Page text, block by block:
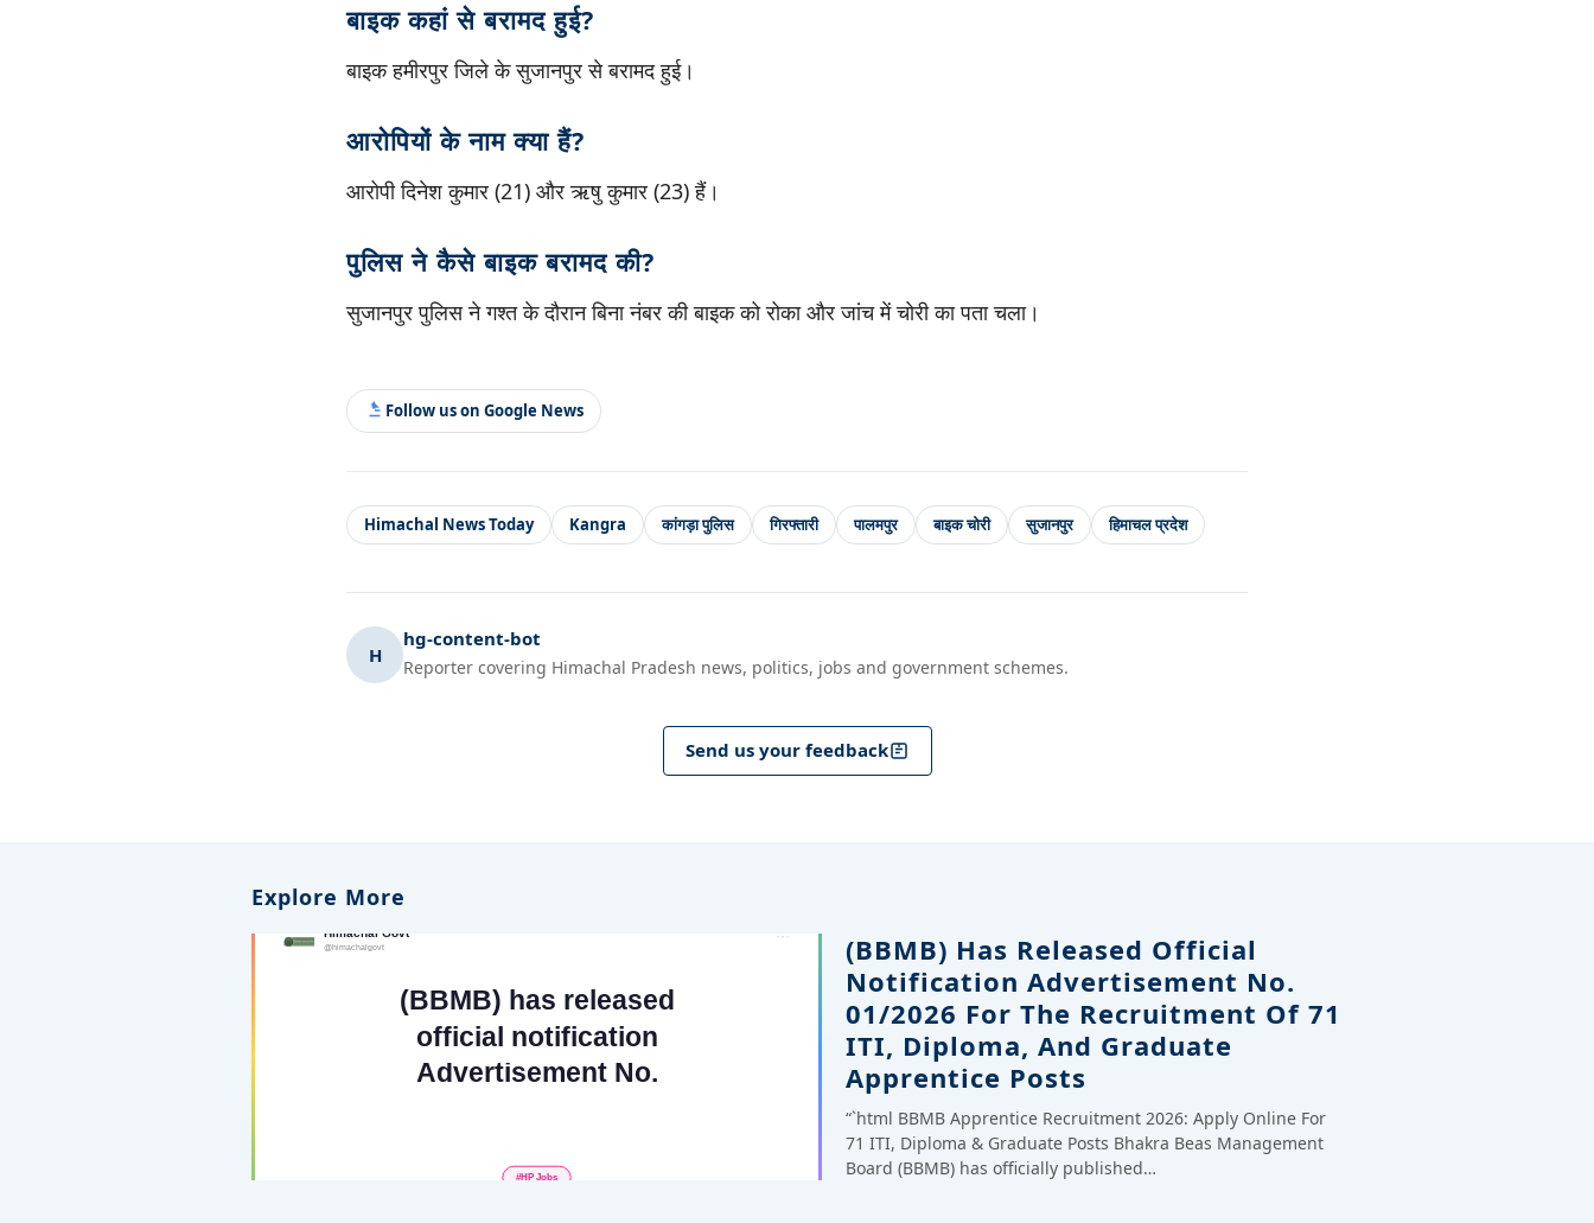
बाइक कहां से बरामद हुई?
बाइक हमीरपुर जिले के सुजानपुर से बरामद हुई।
आरोपियों के नाम क्या हैं?
आरोपी दिनेश कुमार (21) और ऋषु कुमार (23) हैं।
पुलिस ने कैसे बाइक बरामद की?
सुजानपुर पुलिस ने गश्त के दौरान बिना नंबर की बाइक को रोका और जांच में चोरी का पता चला।
Follow us on Google News
Himachal News Today Kangra कांगड़ा पुलिस गिरफ्तारी पालमपुर बाइक चोरी सुजानपुर हिमाचल प्रदेश
H
hg-content-bot
Reporter covering Himachal Pradesh news, politics, jobs and government schemes.
Send us your feedback
Explore More
(BBMB) Has Released Official
Notification Advertisement No.
01/2026 For The Recruitment Of 71
ITI, Diploma, And Graduate
Apprentice Posts
“`html BBMB Apprentice Recruitment 2026: Apply Online For
71 ITI, Diploma & Graduate Posts Bhakra Beas Management
Board (BBMB) has officially published…